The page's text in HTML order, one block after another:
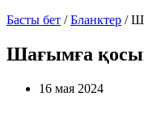
Басты бет /Бланктер /
Шағымға
16 мая 2024